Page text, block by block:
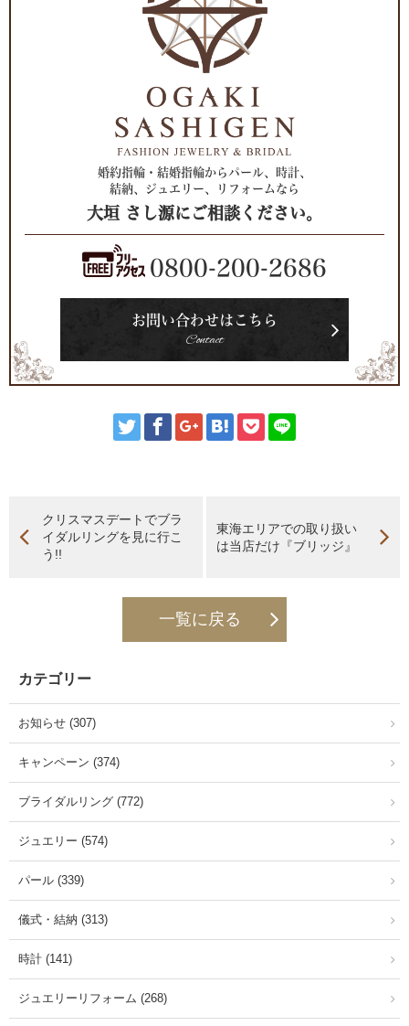
婚約指輪・結婚指輪からパール、時計、
結納、ジュエリー、リフォームなら
大垣 さし源にご相談ください。
0800-200-2686
お問い合わせはこちら
Contact
クリスマスデートでブラ
イダルリングを見に行こ
う!!
東海エリアでの取り扱い
は当店だけ『ブリッジ』
一覧に戻る
カテゴリー
お知らせ (307)
キャンペーン (374)
ブライダルリング (772)
ジュエリー (574)
パール (339)
儀式・結納 (313)
時計 (141)
ジュエリーリフォーム (268)